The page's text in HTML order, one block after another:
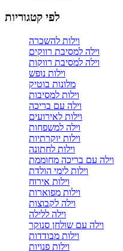
לפי קטגוריות
וילות להשכרה
וילה למסיבת רווקים
וילה למסיבת רווקות
וילות נופש
מלונות בוטיק
וילות למסיבות
וילה עם בריכה
וילות לאירועים
וילה למשפחות
וילות יוקרתיות
וילות לחתונה
וילה עם בריכה מחוממת
וילות לימי הולדת
וילות אירוח
וילות מפוארות
וילה לקבוצות
וילה ללילה
וילה עם שולחן סנוקר
וילות מבודדות
וילות פנויות